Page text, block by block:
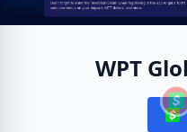
WPT